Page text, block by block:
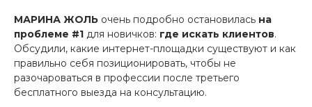
МАРИНА ЖОЛЬ очень подробно остановилась на
проблеме #1 для новичков: где искать клиентов.
Обсудили, какие интернет-площадки существуют и как
правильно себя позиционировать, чтобы не
разочароваться в профессии после третьего
бесплатного выезда на консультацию.